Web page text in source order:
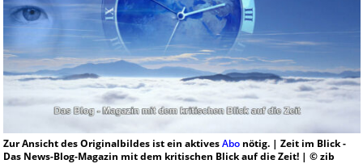
Zur Ansicht des Originalbildes ist ein aktivesAbonötig. | Zeit im Blick -
Das News-Blog-Magazin mit dem kritischen Blick auf die Zeit! | © zib